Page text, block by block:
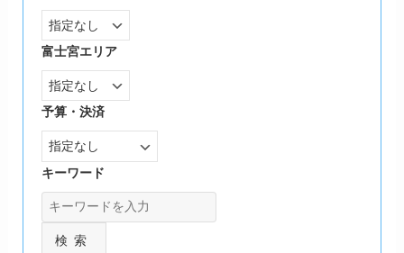
富士宮エリア
予算・決済
キーワード
検索